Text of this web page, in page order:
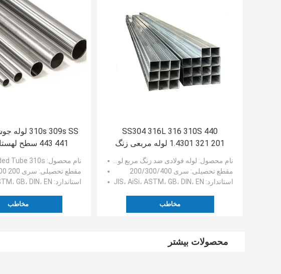
441 443 سطح لهستانی روشن
نام محصول: SS Welded Tube 310s
مقطع تحصیلی: سری 200 300 400
استاندارد: JIS، AiSi، ASTM، GB، DIN، EN
مخاطب
SS304 316L 316 310S 440
1.4301 321 201 لوله مربعی زنگ
نزن
نام محصول: لوله فولادی ضد زنگ مربع لوله بدون درز Inox SS
مقطع تحصیلی: سری 200/300/400
استاندارد: JIS، AiSi، ASTM، GB، DIN، EN
مخاطب
محصولات بیشتر